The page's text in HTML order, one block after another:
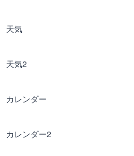
天気
天気2
カレンダー
カレンダー2